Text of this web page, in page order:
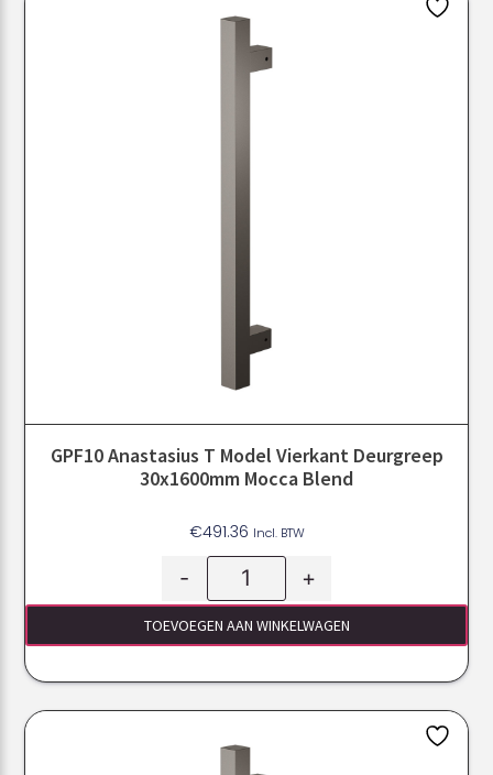
GPF10 Anastasius T Model Vierkant Deurgreep
30x1600mm Mocca Blend
€491.36 Incl. BTW
- +
TOEVOEGEN AAN WINKELWAGEN